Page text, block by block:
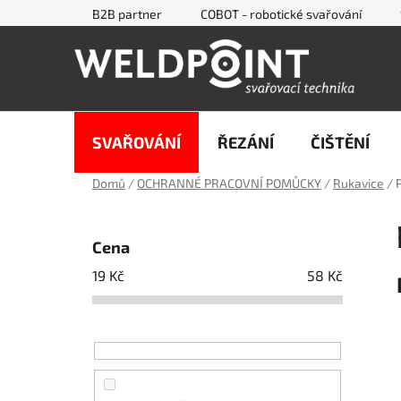
na
B2B partner COBOT - robotické svařování
SVAŘOVÁNÍ ŘEZÁNÍ ČIŠTĚNÍ
Domů / OCHRANNÉ PRACOVNÍ POMŮCKY / Rukavice /
Cena
19 Kč 58 Kč